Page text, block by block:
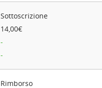
Sottoscrizione
14,00€
-
-
Rimborso